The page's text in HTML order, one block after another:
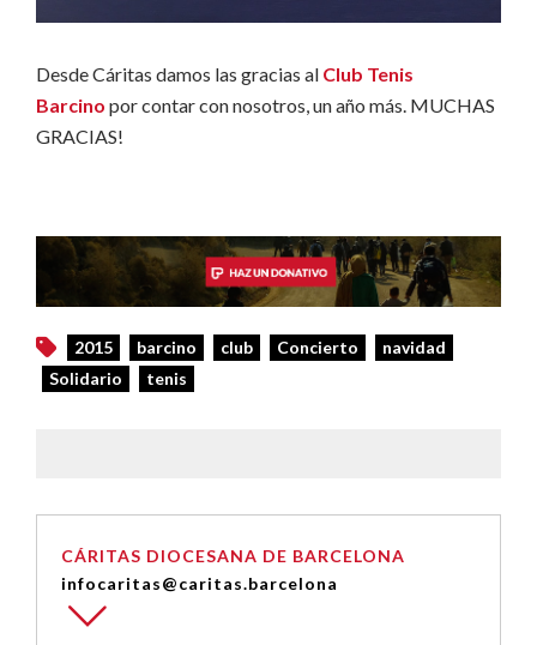
Desde Cáritas damos las gracias al Club Tenis
Barcino por contar con nosotros, un año más. MUCHAS
GRACIAS!
2015 barcino club Concierto
navidad
Solidario
tenis
CÁRITAS DIOCESANA DE BARCELONA
infocaritas@caritas.barcelona